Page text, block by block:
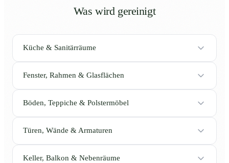
Was wird gereinigt
Küche & Sanitärräume
Fenster, Rahmen & Glasflächen
Böden, Teppiche & Polstermöbel
Türen, Wände & Armaturen
Keller, Balkon & Nebenräume